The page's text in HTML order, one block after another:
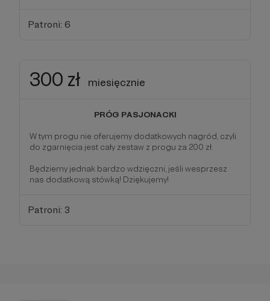
Patroni: 6
300 zł miesięcznie
PRÓG PASJONACKI
W tym progu nie oferujemy dodatkowych nagród, czyli
do zgarnięcia jest cały zestaw z progu za 200 zł.
Będziemy jednak bardzo wdzięczni, jeśli wesprzesz
nas dodatkową stówką! Dziękujemy!
Patroni: 3